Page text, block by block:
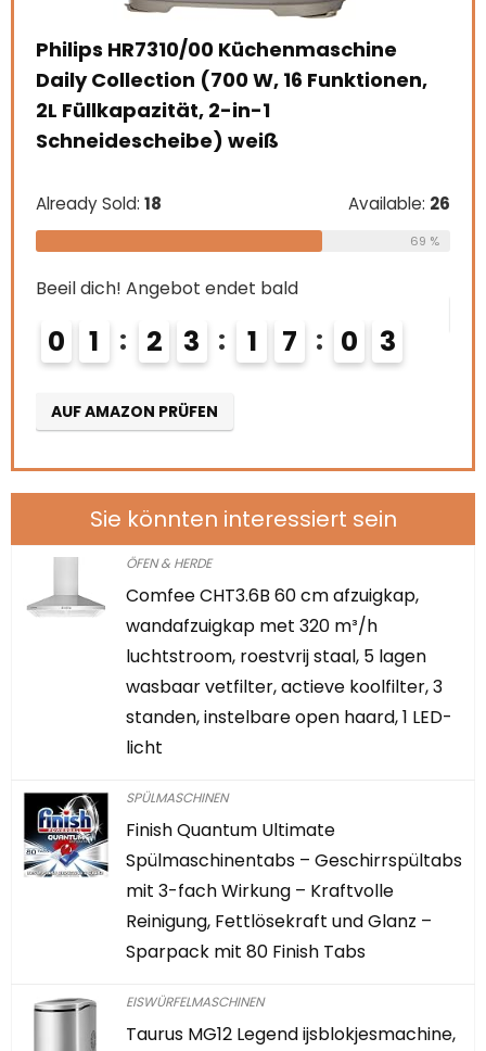
26
frei, 406 * 166 * 59 mm (16,0 x 6,6 x 2,4
Zoll), grau
Already Sold:21
Beeil dich! Angebot endet bald
0 2 2 3 1 7
Sie könnten interessiert sein
ÖFEN & HERDE
Comfee CHT3.6B 60 cm afzuigkap,
wandafzuigkap met 320 m³/h
luchtstroom, roestvrij staal, 5 lagen
wasbaar vetfilter, actieve koolfilter, 3
standen, instelbare open haard, 1 LED-
licht
SPÜLMASCHINEN
Finish Quantum Ultimate
Spülmaschinentabs – Geschirrspültabs
mit 3-fach Wirkung – Kraftvolle
Reinigung, Fettlösekraft und Glanz –
Sparpack mit 80 Finish Tabs
EISWÜRFELMASCHINEN
Taurus MG12 Legend ijsblokjesmachine,